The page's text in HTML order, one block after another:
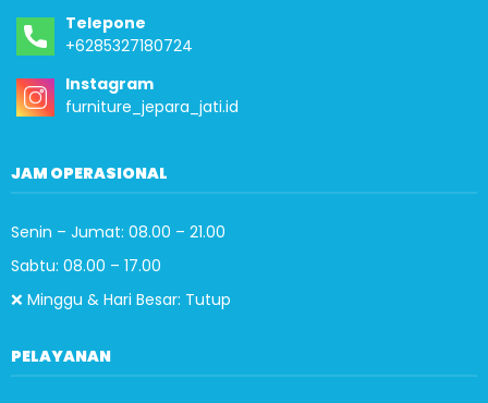
Telepone
+6285327180724
Instagram
furniture_jepara_jati.id
JAM OPERASIONAL
Senin – Jumat: 08.00 – 21.00
Sabtu: 08.00 – 17.00
❌ Minggu & Hari Besar: Tutup
PELAYANAN